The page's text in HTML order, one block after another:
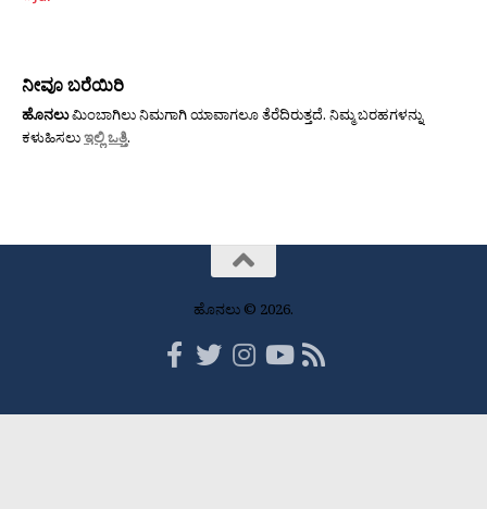
ನೀವೂ ಬರೆಯಿರಿ
ಹೊನಲುಮಿಂಬಾಗಿಲು ನಿಮಗಾಗಿ ಯಾವಾಗಲೂ ತೆರೆದಿರುತ್ತದೆ. ನಿಮ್ಮ ಬರಹಗಳನ್ನು
ಕಳುಹಿಸಲುಇಲ್ಲಿ ಒತ್ತಿ.
ಹೊನಲು © 2026.